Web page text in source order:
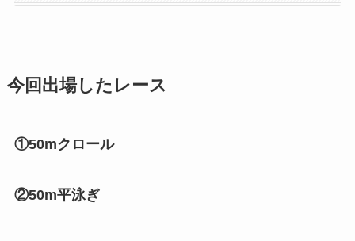
今回出場したレース
①50mクロール
②50m平泳ぎ